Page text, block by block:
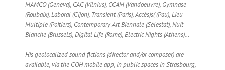
MAMCO (Geneva), CAC (Vilnius), CCAM (Vandoeuvre), Gymnase
(Roubaix), Laboral (Gijon), Transient (Paris), Accès)s( (Pau), Lieu
Multiple (Poitiers), Contemporary Art Biennale (Sélestat), Nuit
Blanche (Brussels), Digital Life (Rome), Electric Nights (Athens)…
​​His geolocalized sound fictions (director and/or composer) are
available, via the GOH mobile app, in public spaces in Strasbourg,